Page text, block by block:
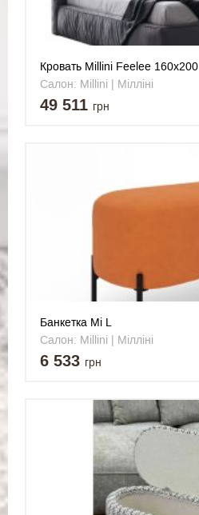
Кровать Millini Feelee 160x200
Салон: Millini | Мілліні
49 511 грн
Банкетка Mi L
Салон: Millini | Мілліні
6 533 грн